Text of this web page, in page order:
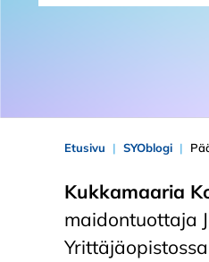
Etusivu SYOblogi
Kukkamaaria
maidontuottaja